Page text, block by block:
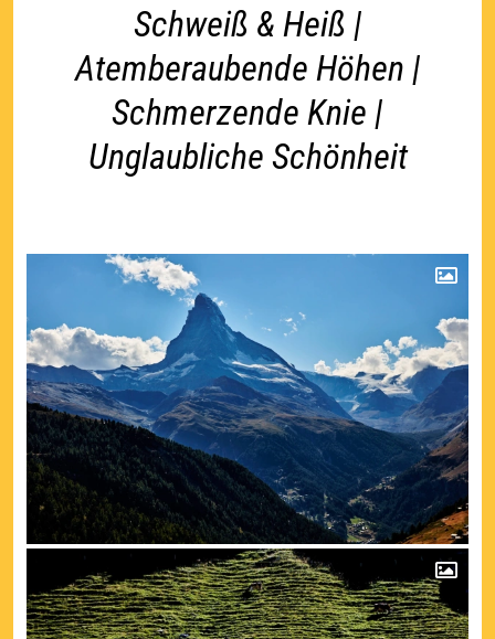
Schweiß & Heiß |
Atemberaubende Höhen |
Schmerzende Knie |
Unglaubliche Schönheit